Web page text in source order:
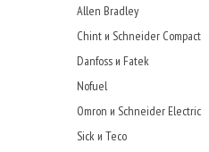
Allen Bradley
Chint и Schneider Compact
Danfoss и Fatek
Nofuel
Omron и Schneider Electric
Sick и Teco